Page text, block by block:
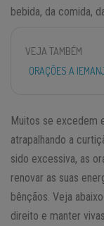
bebida, da comida,
VEJA TAMBÉM
ORAÇÕES A
Muitos se excedem
atrapalhando a
sido excessiva, as
renovar as suas
bênçãos. Veja
direito e manter